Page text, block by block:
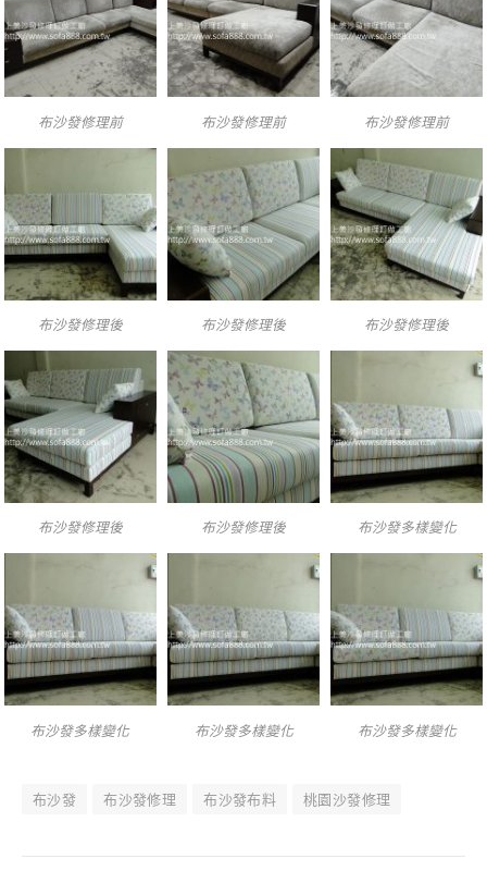
布沙發修理前 布沙發修理前 布沙發修理前
布沙發修理後 布沙發修理後 布沙發修理後
布沙發修理後 布沙發修理後 布沙發多樣變化
布沙發多樣變化 布沙發多樣變化 布沙發多樣變化
布沙發 布沙發修理 布沙發布料 桃園沙發修理